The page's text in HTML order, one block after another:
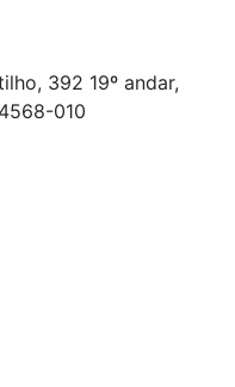
392 19º andar,
010